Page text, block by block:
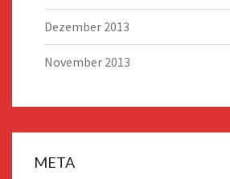
Dezember 2013
November 2013
META